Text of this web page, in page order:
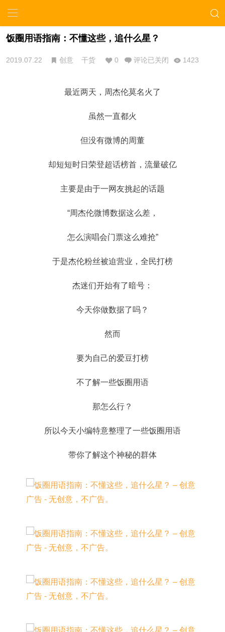
饭圈用语指南：不懂这些，追什么星？
2019.07.22 创意 干货 0 评论已关闭 1423
最近两天，周杰伦莫名火了
虽然一直都火
但没有微博的周董
却短短时日荣登超话榜首，流量破亿
主要是由于一网友挑起的话题
“周杰伦微博数据这么差，
怎么演唱会门票这么难抢”
于是杰伦粉丝被迫营业，全民打榜
杰迷们开始有了暗号：
今天你做数据了吗？
然而
要为自己的爱豆打榜
不了解一些饭圈用语
那怎么行？
所以今天小编特意整理了一些饭圈用语
带你了解这个神秘的群体